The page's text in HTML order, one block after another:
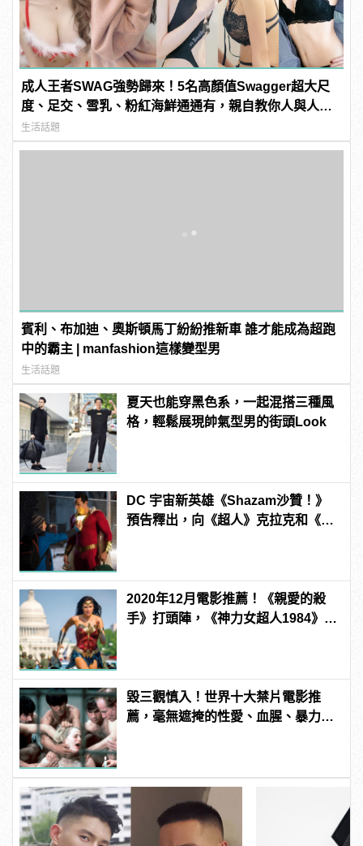
成人王者SWAG強勢歸來！5名高顏值Swagger超大尺
度、足交、雪乳、粉紅海鮮通通有，親自教你人與人的
連結！ | manfashion這樣變型男
生活話題
賓利、布加迪、奧斯頓馬丁紛紛推新車 誰才能成為超跑
中的霸主 | manfashion這樣變型男
生活話題
夏天也能穿黑色系，一起混搭三種風
格，輕鬆展現帥氣型男的街頭Look
DC 宇宙新英雄《Shazam沙贊！》
預告釋出，向《超人》克拉克和《自
2020年12月電影推薦！《親愛的殺
手》打頭陣，《神力女超人1984》備
毀三觀慎入！世界十大禁片電影推
薦，毫無遮掩的性愛、血腥、暴力、